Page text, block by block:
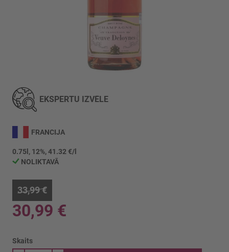
uz
galerijas
sākumu
EKSPERTU IZVĒLE
FRANCIJA
0.75l, 12%, 41.32 €/l
NOLIKTAVĀ
33,99 €
30,99 €
Skaits